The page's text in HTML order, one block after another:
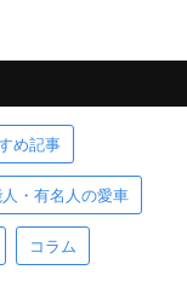
め記事
・有名人の愛車
コラム